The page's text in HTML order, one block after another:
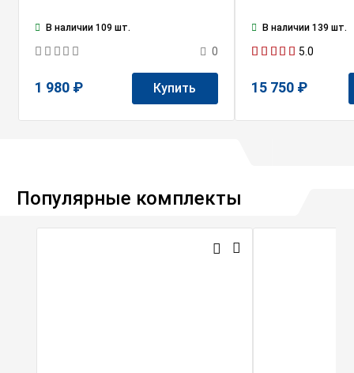
В наличии 109 шт.
0
1 980 ₽ Купить
В наличии 139 шт.
5.0
15 750 ₽
Популярные комплекты